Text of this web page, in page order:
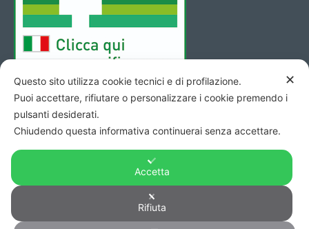
Copyright © 2026 - Codice Fiscale/Partita Iva 01423690419 R.E.A.
di Pesaro n. 140952 -
✕
Questo sito utilizza cookie tecnici e di profilazione.
Puoi accettare, rifiutare o personalizzare i cookie premendo i
pulsanti desiderati.
Chiudendo questa informativa continuerai senza accettare.
Accetta
Rifiuta